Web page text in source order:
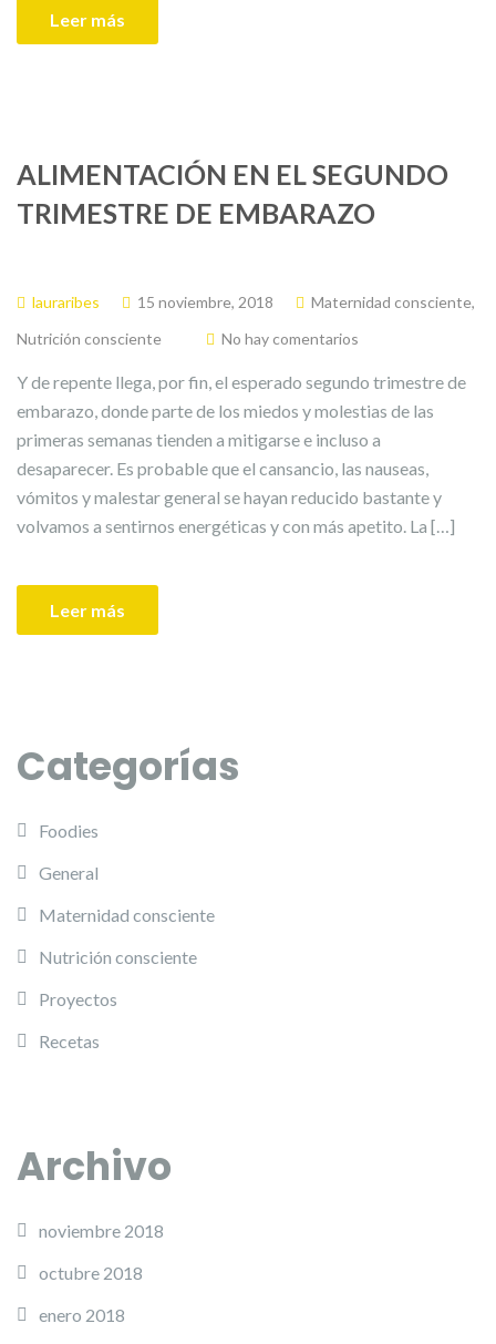
Leer más
ALIMENTACIÓN EN EL SEGUNDO
TRIMESTRE DE EMBARAZO
lauraribes 15 noviembre, 2018 Maternidad consciente,
Nutrición consciente
No hay comentarios
Y de repente llega, por fin, el esperado segundo trimestre de
embarazo, donde parte de los miedos y molestias de las
primeras semanas tienden a mitigarse e incluso a
desaparecer. Es probable que el cansancio, las nauseas,
vómitos y malestar general se hayan reducido bastante y
volvamos a sentirnos energéticas y con más apetito. La […]
Leer más
Categorías
Foodies
General
Maternidad consciente
Nutrición consciente
Proyectos
Recetas
Archivo
noviembre 2018
octubre 2018
enero 2018